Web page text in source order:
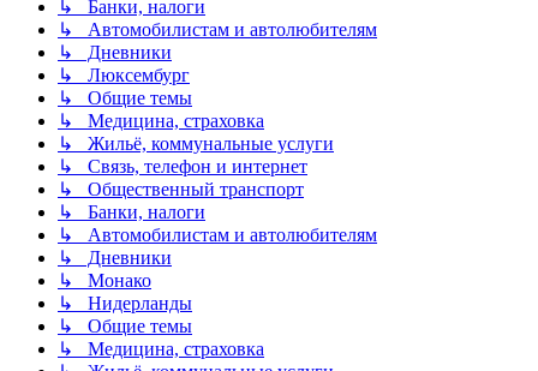
↳ Банки, налоги
↳ Автомобилистам и автолюбителям
↳ Дневники
↳ Люксембург
↳ Общие темы
↳ Медицина, страховка
↳ Жильё, коммунальные услуги
↳ Связь, телефон и интернет
↳ Общественный транспорт
↳ Банки, налоги
↳ Автомобилистам и автолюбителям
↳ Дневники
↳ Монако
↳ Нидерланды
↳ Общие темы
↳ Медицина, страховка